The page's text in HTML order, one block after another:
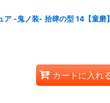
ア -鬼ノ装- 拾肆の型 14【童磨】
カートに入れ